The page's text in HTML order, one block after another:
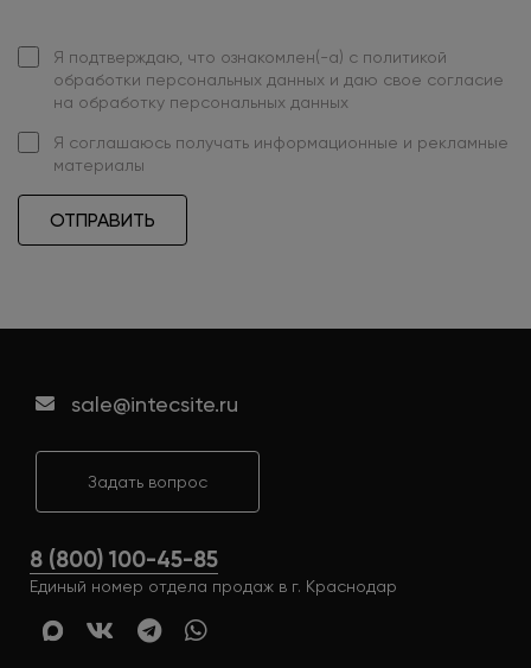
Я подтверждаю, что ознакомлен(-а) с политикой
обработки персональных данных и даю свое согласие
на обработку персональных данных
Я соглашаюсь получать информационные и рекламные
материалы
ОТПРАВИТЬ
sale@intecsite.ru
Задать вопрос
8 (800) 100-45-85
Единый номер отдела продаж в г. Краснодар